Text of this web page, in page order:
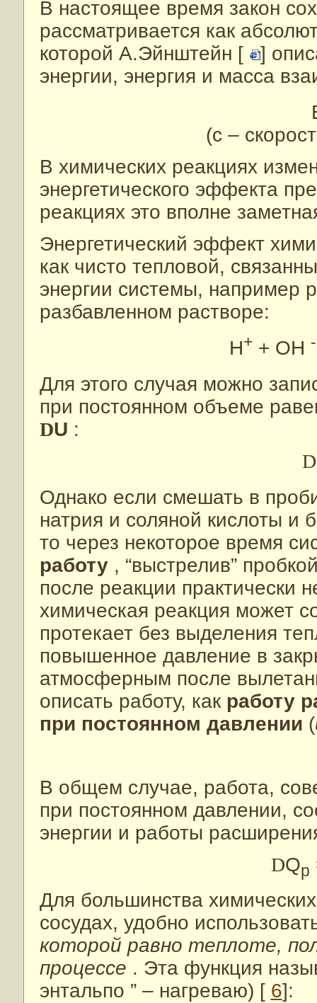
В настоящее время закон
рассматривается как
которой А.Эйнштейн [
]
энергии, энергия и масса
(с –
В химических реакциях
энергетического эффекта
реакциях это вполне
Энергетический эффект
как чисто тепловой,
энергии системы, например
разбавленном растворе:
H+ + OH -
Для этого случая можно
при постоянном объеме
DU :
D
Однако если смешать в
натрия и соляной кислоты и
то через некоторое время
работу , “выстрелив”
после реакции практически
химическая реакция может
протекает без выделения
повышенное давление в
атмосферным после
описать работу, как работу
при постоянном давлении (
В общем случае, работа,
при постоянном давлении,
энергии и работы
DQp
Для большинства
сосудах, удобно
которой равно теплоте,
процессе . Эта функция
энтальпо ” – нагреваю) [ 6]: